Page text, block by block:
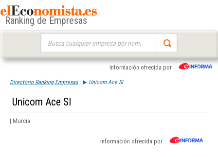
Ranking de Empresas
Información ofrecida por
Directorio Ranking Empresas Unicom Ace Sl
Unicom Ace Sl
| Murcia
Información ofrecida por